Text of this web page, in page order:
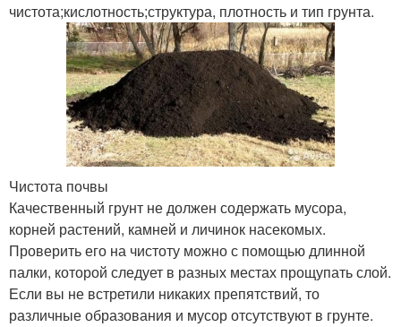
чистота;кислотность;структура, плотность и тип грунта.
Чистота почвы
Качественный грунт не должен содержать мусора,
корней растений, камней и личинок насекомых.
Проверить его на чистоту можно с помощью длинной
палки, которой следует в разных местах прощупать слой.
Если вы не встретили никаких препятствий, то
различные образования и мусор отсутствуют в грунте.